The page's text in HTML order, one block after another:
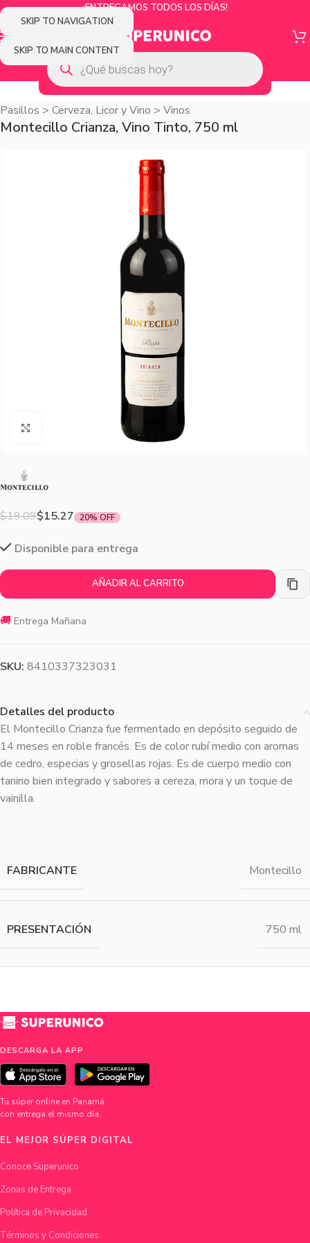
SKIP TO NAVIGATION
SKIP TO MAIN CONTENT
¡ENTREGAMOS TODOS LOS DÍAS!
Pasillos > Cerveza, Licor y Vino > Vinos
Montecillo Crianza, Vino Tinto, 750 ml
$19.09$15.27 20% OFF
Disponible para entrega
AÑADIR AL CARRITO
🚚 Entrega Mañana
SKU: 8410337323031
Detalles del producto
El Montecillo Crianza fue fermentado en depósito seguido de
14 meses en roble francés. Es de color rubí medio con aromas
de cedro, especias y grosellas rojas. Es de cuerpo medio con
tanino bien integrado y sabores a cereza, mora y un toque de
vainilla.
FABRICANTE Montecillo
PRESENTACIÓN 750 ml
DESCARGA LA APP
Tu súper online en Panamá
con entrega el mismo día.
EL MEJOR SÚPER DIGITAL
Conoce Superunico
Zonas de Entrega
Política de Privacidad
Términos y Condiciones